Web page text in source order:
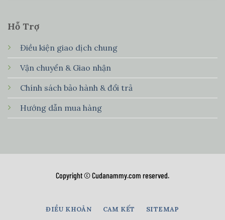
Hỗ Trợ
Điều kiện giao dịch chung
Vận chuyển & Giao nhận
Chính sách bảo hành & đổi trả
Hướng dẫn mua hàng
Copyright © Cudanammy.com reserved.
ĐIỀU KHOẢN CAM KẾT SITEMAP